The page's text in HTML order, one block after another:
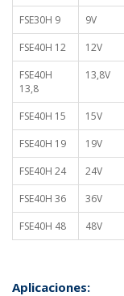
FSE30H 9
9V
FSE40H 12
12V
FSE40H
13,8
13,8V
FSE40H 15 15V
FSE40H 19
19V
FSE40H 24
24V
FSE40H 36
36V
FSE40H 48
48V
Aplicaciones: